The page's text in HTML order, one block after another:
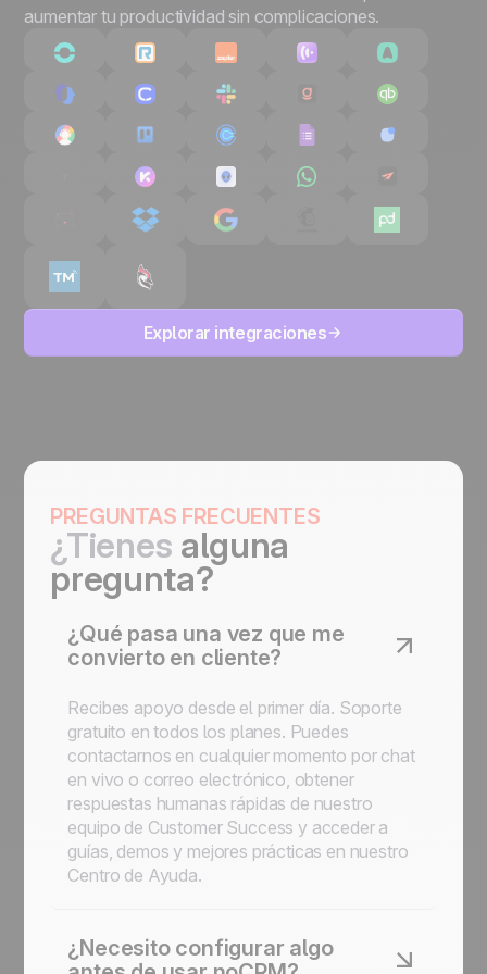
aumentar tu productividad sin complicaciones.
Explorar integraciones
PREGUNTAS FRECUENTES
¿Tienes alguna
pregunta?
¿Qué pasa una vez que me
convierto en cliente?
Recibes apoyo desde el primer día. Soporte
gratuito en todos los planes. Puedes
contactarnos en cualquier momento por chat
en vivo o correo electrónico, obtener
respuestas humanas rápidas de nuestro
equipo de Customer Success y acceder a
guías, demos y mejores prácticas en nuestro
Centro de Ayuda.
¿Necesito configurar algo